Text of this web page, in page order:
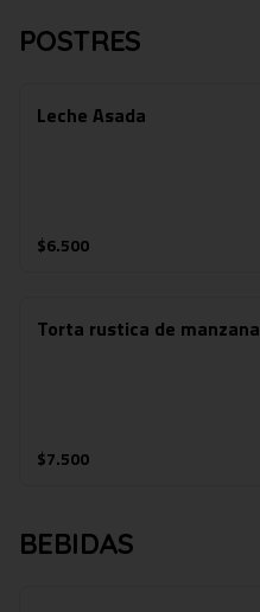
POSTRES
Leche Asada
$6.500
Torta rustica de manzana
$7.500
BEBIDAS